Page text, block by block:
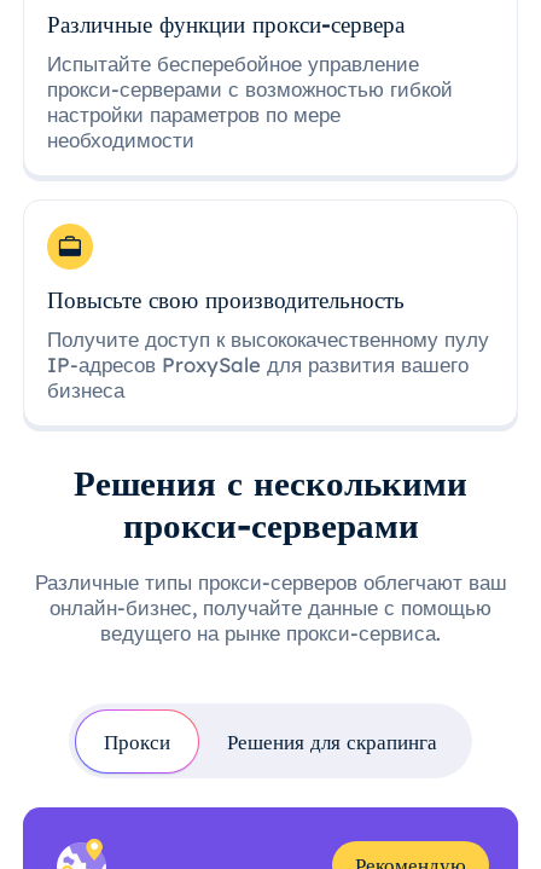
Различные функции прокси-сервера
Испытайте бесперебойное управление
прокси-серверами с возможностью гибкой
настройки параметров по мере
необходимости
Повысьте свою производительность
Получите доступ к высококачественному пулу
IP-адресов ProxySale для развития вашего
бизнеса
Решения с несколькими
прокси-серверами
Различные типы прокси-серверов облегчают ваш
онлайн-бизнес, получайте данные с помощью
ведущего на рынке прокси-сервиса.
Прокси Решения для скрапинга